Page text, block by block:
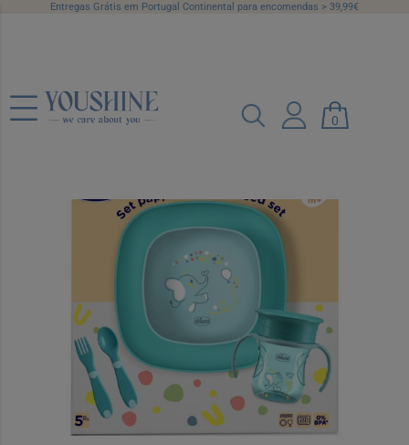
Entregas Grátis em Portugal Continental para encomendas > 39,99€
0
Chicco All You Need Conjunto Papa
Azul +12 Meses